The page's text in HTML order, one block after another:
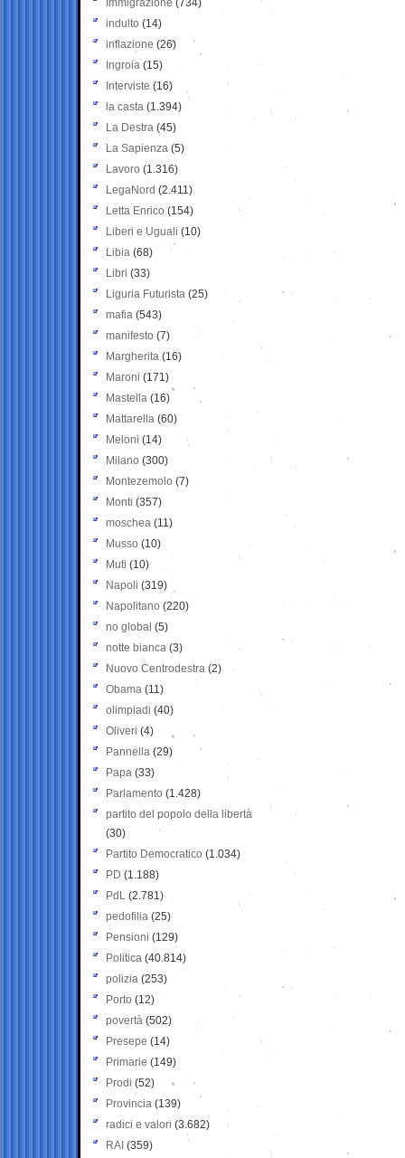
Immigrazione (734)
indulto (14)
inflazione (26)
Ingroia (15)
Interviste (16)
la casta (1.394)
La Destra (45)
La Sapienza (5)
Lavoro (1.316)
LegaNord (2.411)
Letta Enrico (154)
Liberi e Uguali (10)
Libia (68)
Libri (33)
Liguria Futurista (25)
mafia (543)
manifesto (7)
Margherita (16)
Maroni (171)
Mastella (16)
Mattarella (60)
Meloni (14)
Milano (300)
Montezemolo (7)
Monti (357)
moschea (11)
Musso (10)
Muti (10)
Napoli (319)
Napolitano (220)
no global (5)
notte bianca (3)
Nuovo Centrodestra (2)
Obama (11)
olimpiadi (40)
Oliveri (4)
Pannella (29)
Papa (33)
Parlamento (1.428)
partito del popolo della libertà
(30)
Partito Democratico (1.034)
PD (1.188)
PdL (2.781)
pedofilia (25)
Pensioni (129)
Politica (40.814)
polizia (253)
Porto (12)
povertà (502)
Presepe (14)
Primarie (149)
Prodi (52)
Provincia (139)
radici e valori (3.682)
RAI (359)